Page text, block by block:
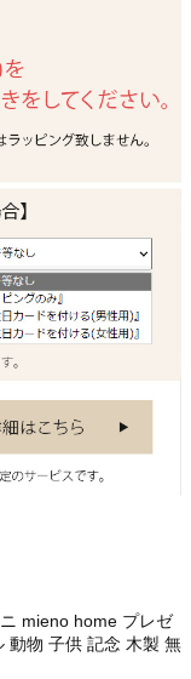
mieno home プレゼ
動物 子供 記念 木製 無